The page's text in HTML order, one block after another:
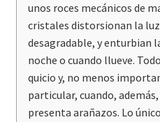
unos roces mecánicos de
cristales distorsionan la
desagradable, y enturbian
noche o cuando llueve.
quicio y, no menos
particular, cuando,
presenta arañazos. Lo